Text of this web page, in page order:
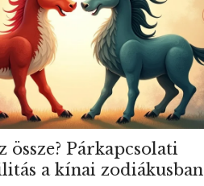
össze? Párkapcsolati
a kínai zodiákusban